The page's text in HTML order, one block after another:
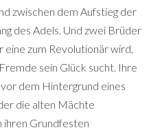
zwischen dem Aufstieg der
des Adels. Und zwei Brüder
eine zum Revolutionär wird,
sein Glück sucht. Ihre
dem Hintergrund eines
die alten Mächte
ihren Grundfesten